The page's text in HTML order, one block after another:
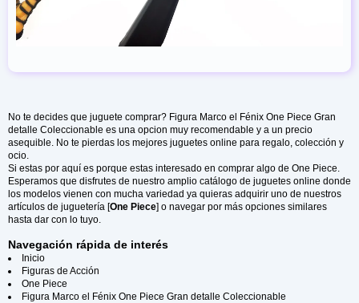
No te decides que juguete comprar? Figura Marco el Fénix One Piece Gran
detalle Coleccionable es una opcion muy recomendable y a un precio
asequible. No te pierdas los mejores juguetes online para regalo, colección y
ocio.
Si estas por aquí es porque estas interesado en comprar algo de One Piece.
Esperamos que disfrutes de nuestro amplio catálogo de juguetes online donde
los modelos vienen con mucha variedad ya quieras adquirir uno de nuestros
artículos de juguetería [One Piece] o navegar por más opciones similares
hasta dar con lo tuyo.
Navegación rápida de interés
Inicio
Figuras de Acción
One Piece
Figura Marco el Fénix One Piece Gran detalle Coleccionable